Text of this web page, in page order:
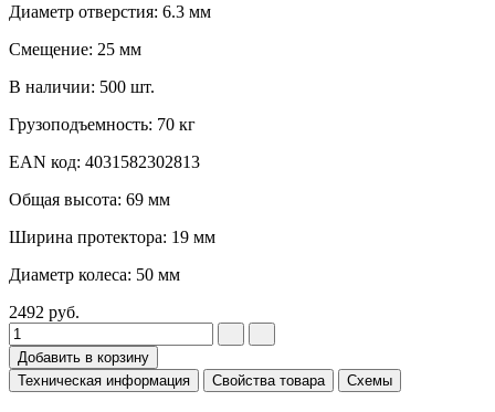
Диаметр отверстия: 6.3 мм
Смещение: 25 мм
В наличии: 500 шт.
Грузоподъемность: 70 кг
EAN код: 4031582302813
Общая высота: 69 мм
Ширина протектора: 19 мм
Диаметр колеса: 50 мм
2492 руб.
Добавить в корзину
Техническая информация
Свойства товара Схемы